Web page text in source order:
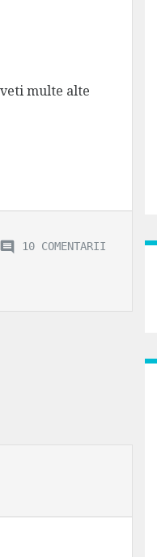
multe alte
10 COMENTARII